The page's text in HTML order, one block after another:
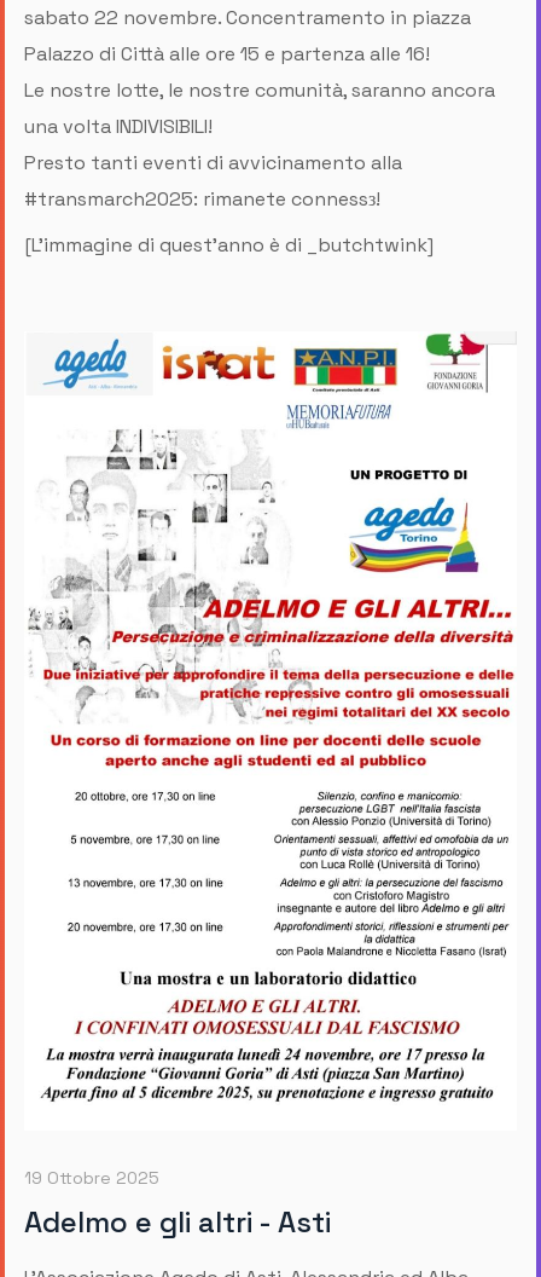
sabato 22 novembre. Concentramento in piazza
Palazzo di Città alle ore 15 e partenza alle 16!
Le nostre lotte, le nostre comunità, saranno ancora
una volta INDIVISIBILI!
Presto tanti eventi di avvicinamento alla
#transmarch2025: rimanete connessз!
[L'immagine di quest'anno è di _butchtwink]
19 Ottobre 2025
Adelmo e gli altri - Asti